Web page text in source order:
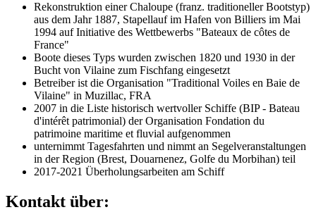
Rekonstruktion einer Chaloupe (franz. traditioneller Bootstyp)
aus dem Jahr 1887, Stapellauf im Hafen von Billiers im Mai
1994 auf Initiative des Wettbewerbs "Bateaux de côtes de
France"
Boote dieses Typs wurden zwischen 1820 und 1930 in der
Bucht von Vilaine zum Fischfang eingesetzt
Betreiber ist die Organisation "Traditional Voiles en Baie de
Vilaine" in Muzillac, FRA
2007 in die Liste historisch wertvoller Schiffe (BIP - Bateau
d'intérêt patrimonial) der Organisation Fondation du
patrimoine maritime et fluvial aufgenommen
unternimmt Tagesfahrten und nimmt an Segelveranstaltungen
in der Region (Brest, Douarnenez, Golfe du Morbihan) teil
2017-2021 Überholungsarbeiten am Schiff
Kontakt über: